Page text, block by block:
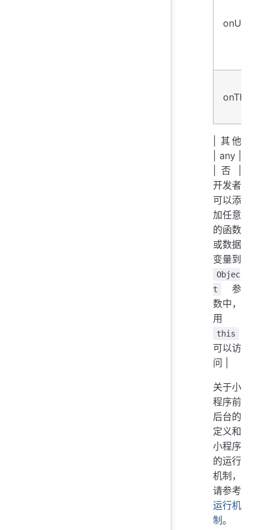
| 其他
| any |
| 否 |
开发者
可以添
加任意
的函数
或数据
变量到
Objec
t
参
数中，
用
this
可以访
问 |
关于小
程序前
后台的
定义和
小程序
的运行
机制，
请参考
运行机
制 。